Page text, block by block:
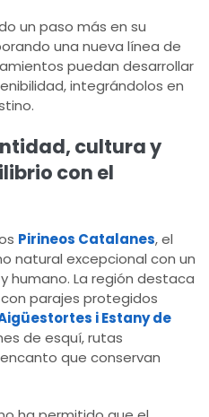
un paso más en su
una nueva línea de
puedan desarrollar
integrándolos en
cultura y
con el
Pirineos Catalanes, el
natural excepcional con un
humano. La región destaca
parajes protegidos
i Estany de
de esquí, rutas
que conservan